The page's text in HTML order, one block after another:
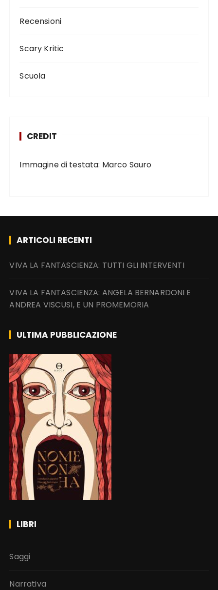
Recensioni
Scary Kritic
Scuola
CREDIT
Immagine di testata: Marco Sauro
ARTICOLI RECENTI
VIVA LA FANTASCIENZA: TUTTI GLI INTERVENTI
VIVA LA FANTASCIENZA: ANGELA BERNARDONI E
ANDREA VISCUSI, E UN PROMEMORIA
ULTIMA PUBBLICAZIONE
LIBRI
Saggi
Narrativa